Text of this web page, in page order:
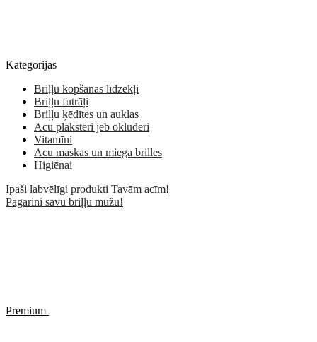
Kategorijas
Briļļu kopšanas līdzekļi
Briļļu futrāļi
Briļļu ķēdītes un auklas
Acu plāksteri jeb oklūderi
Vitamīni
Acu maskas un miega brilles
Higiēnai
Īpaši labvēlīgi produkti Tavām acīm!
Pagarini savu briļļu mūžu!
Premium